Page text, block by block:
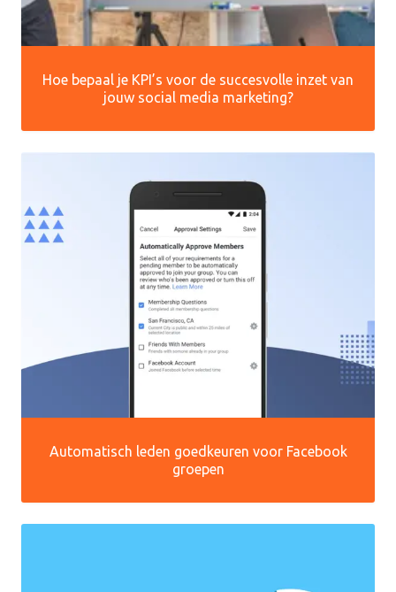
Hoe bepaal je KPI’s voor de succesvolle inzet van
jouw social media marketing?
Automatisch leden goedkeuren voor Facebook
groepen